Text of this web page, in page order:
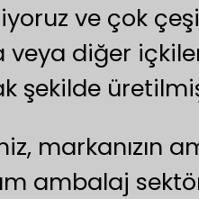
ve çok
veya diğer
şekilde
markanızın
ambalaj